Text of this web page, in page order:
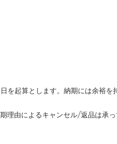
起算とします。納期には余裕を
理由によるキャンセル/返品は承